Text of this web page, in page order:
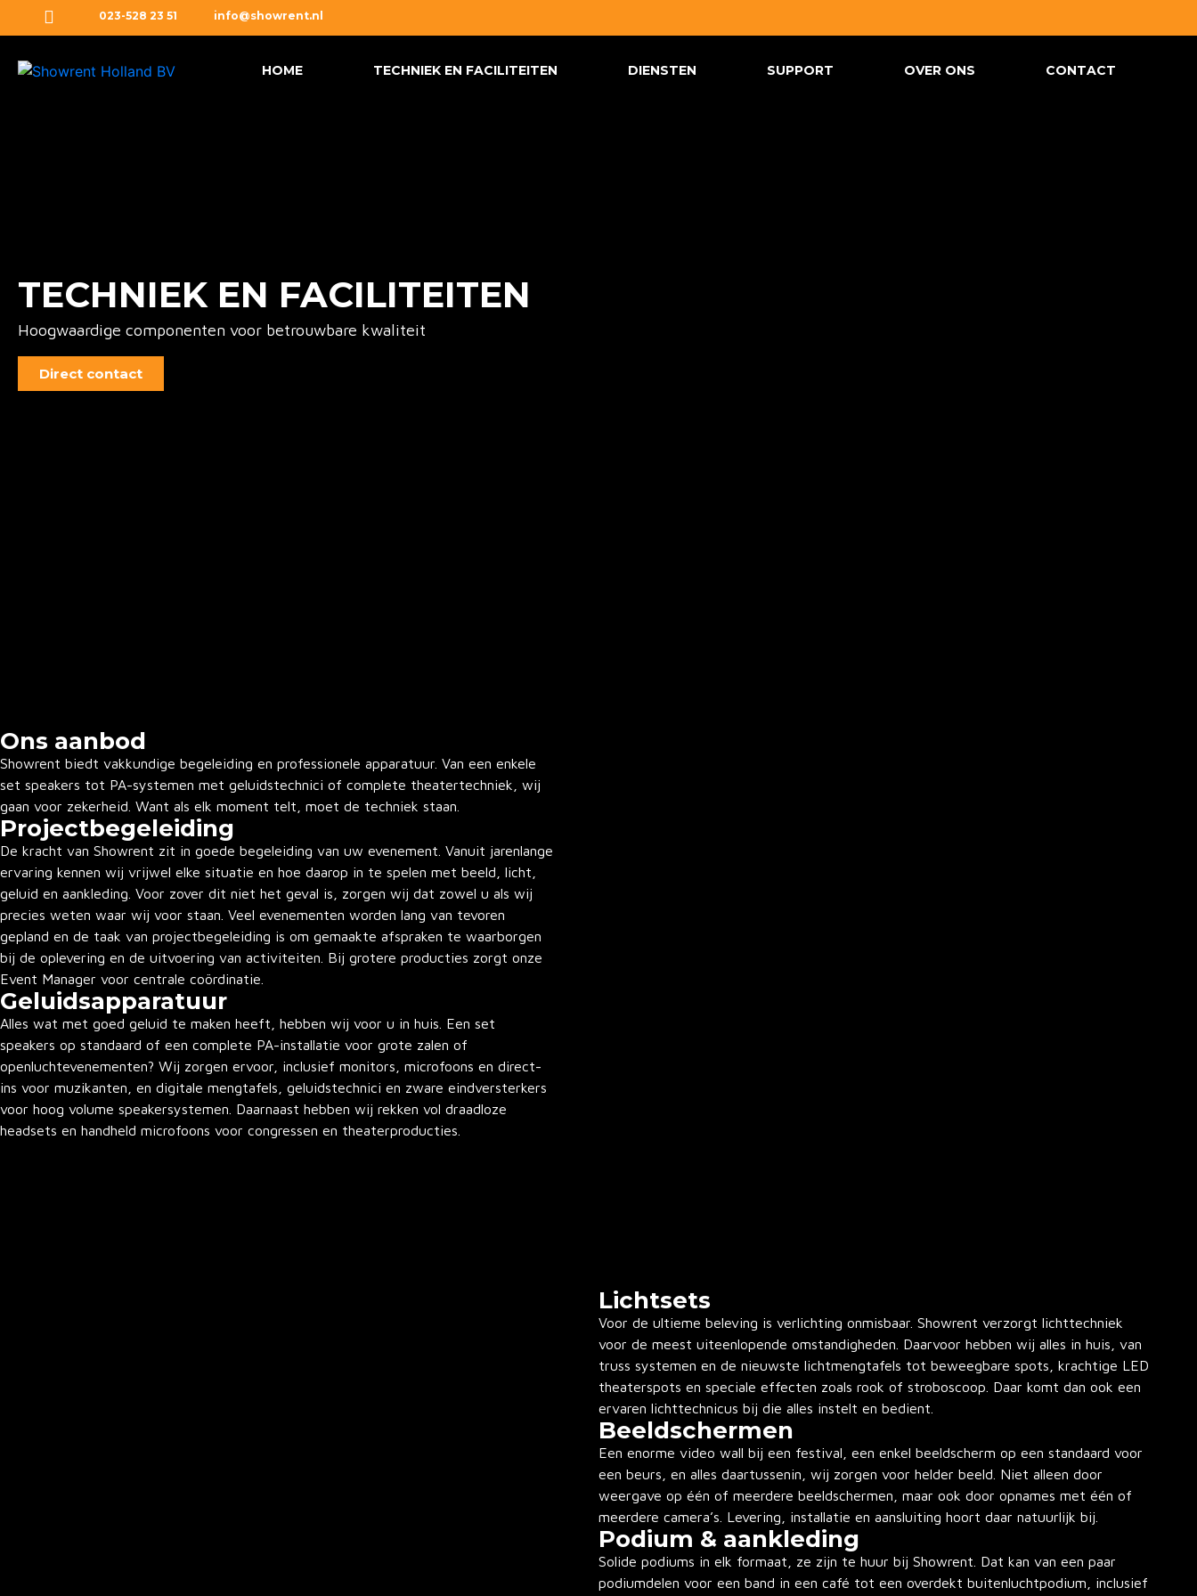
023-528 23 51 info@showrent.nl
HOME TECHNIEK EN FACILITEITEN DIENSTEN SUPPORT OVER ONS CONTACT
TECHNIEK EN FACILITEITEN
Hoogwaardige componenten voor betrouwbare kwaliteit
Direct contact
Ons aanbod
Showrent biedt vakkundige begeleiding en professionele apparatuur. Van een enkele
set speakers tot PA-systemen met geluidstechnici of complete theatertechniek, wij
gaan voor zekerheid. Want als elk moment telt, moet de techniek staan.
Projectbegeleiding
De kracht van Showrent zit in goede begeleiding van uw evenement. Vanuit jarenlange
ervaring kennen wij vrijwel elke situatie en hoe daarop in te spelen met beeld, licht,
geluid en aankleding. Voor zover dit niet het geval is, zorgen wij dat zowel u als wij
precies weten waar wij voor staan. Veel evenementen worden lang van tevoren
gepland en de taak van projectbegeleiding is om gemaakte afspraken te waarborgen
bij de oplevering en de uitvoering van activiteiten. Bij grotere producties zorgt onze
Event Manager voor centrale coördinatie.
Geluidsapparatuur
Alles wat met goed geluid te maken heeft, hebben wij voor u in huis. Een set
speakers op standaard of een complete PA-installatie voor grote zalen of
openluchtevenementen? Wij zorgen ervoor, inclusief monitors, microfoons en direct-
ins voor muzikanten, en digitale mengtafels, geluidstechnici en zware eindversterkers
voor hoog volume speakersystemen. Daarnaast hebben wij rekken vol draadloze
headsets en handheld microfoons voor congressen en theaterproducties.
Lichtsets
Voor de ultieme beleving is verlichting onmisbaar. Showrent verzorgt lichttechniek
voor de meest uiteenlopende omstandigheden. Daarvoor hebben wij alles in huis, van
truss systemen en de nieuwste lichtmengtafels tot beweegbare spots, krachtige LED
theaterspots en speciale effecten zoals rook of stroboscoop. Daar komt dan ook een
ervaren lichttechnicus bij die alles instelt en bedient.
Beeldschermen
Een enorme video wall bij een festival, een enkel beeldscherm op een standaard voor
een beurs, en alles daartussenin, wij zorgen voor helder beeld. Niet alleen door
weergave op één of meerdere beeldschermen, maar ook door opnames met één of
meerdere camera’s. Levering, installatie en aansluiting hoort daar natuurlijk bij.
Podium & aankleding
Solide podiums in elk formaat, ze zijn te huur bij Showrent. Dat kan van een paar
podiumdelen voor een band in een café tot een overdekt buitenluchtpodium, inclusief